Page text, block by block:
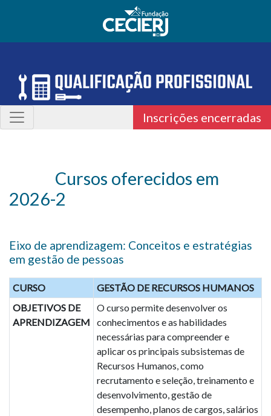
Inscrições encerradas
Cursos oferecidos em
2026-2
Eixo de aprendizagem: Conceitos e estratégias
em gestão de pessoas
CURSO
GESTÃO DE RECURSOS HUMANOS
OBJETIVOS DE
APRENDIZAGEM
O curso permite desenvolver os
conhecimentos e as habilidades
necessárias para compreender e
aplicar os principais subsistemas de
Recursos Humanos, como
recrutamento e seleção, treinamento e
desenvolvimento, gestão de
desempenho, planos de cargos, salários